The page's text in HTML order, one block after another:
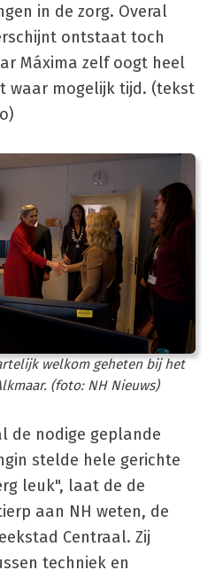
in de zorg. Overal
ontstaat toch
Máxima zelf oogt heel
waar mogelijk tijd. (tekst
welkom geheten bij het
(foto: NH Nieuws)
de nodige geplande
stelde hele gerichte
leuk", laat de de
aan NH weten, de
Centraal. Zij
techniek en